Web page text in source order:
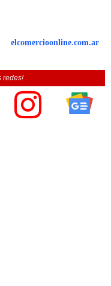
elcomercioonline.com.ar
redes!